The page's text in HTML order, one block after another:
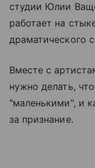
студии Юлии
работает на
драматического
Вместе с
нужно делать,
"маленькими", и
за признание.